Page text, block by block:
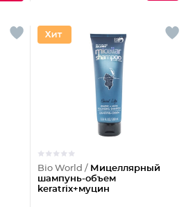
Bio World / Мицеллярный
шампунь-объем
keratrix+муцин